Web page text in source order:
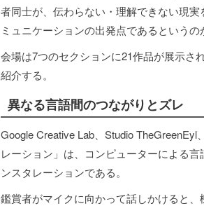
者同士が、伝わらない・理解できない現
ミュニケーションの出発点であるというの
会場は7つのセクションに21作品が展示さ
紹介する。
異なる言語間のつながりとズレ
Google Creative Lab、Studio
レーション」は、コンピューターによる
ンスタレーションである。
鑑賞者がマイクに向かって話しかけると